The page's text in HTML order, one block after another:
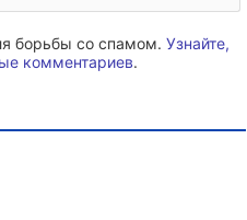
борьбы со спамом. Узнайте,
комментариев.